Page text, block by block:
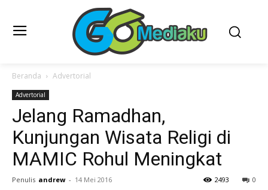
Beranda Advertorial
Advertorial
Jelang Ramadhan,
Kunjungan Wisata Religi di
MAMIC Rohul Meningkat
Penulis andrew - 14 Mei 2016 0
2493